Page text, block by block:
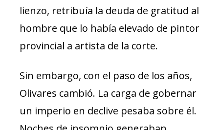
lienzo, retribuía la deuda de gratitud al
hombre que lo había elevado de pintor
provincial a artista de la corte.
Sin embargo, con el paso de los años,
Olivares cambió. La carga de gobernar
un imperio en declive pesaba sobre él.